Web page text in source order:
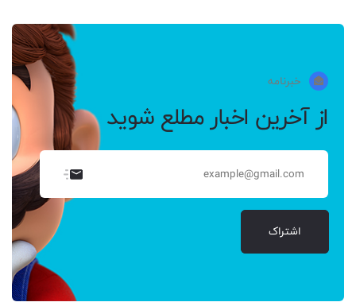
خبرنامه
از آخرین اخبار مطلع شوید
اشتراک